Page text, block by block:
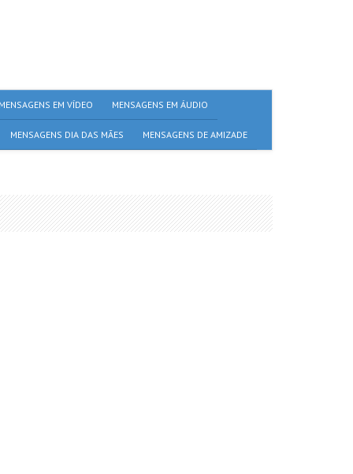
MENSAGENS EM VÍDEO MENSAGENS EM ÁUDIO
MENSAGENS DIA DAS MÃES MENSAGENS DE AMIZADE